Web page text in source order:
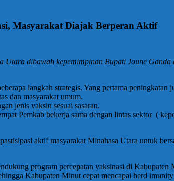
Masyarakat Diajak Berperan Aktif
Utara dibawah kepemimpinan Bupati Joune
langkah strategis. Yang pertama
dan masyarakat umum.
jenis vaksin sesuai sasaran.
Pemkab bekerja sama dengan lintas sektor (
aktif masyarakat Minahasa Utara untuk
program percepatan vaksinasi di
Kabupaten Minut cepat mencapai herd